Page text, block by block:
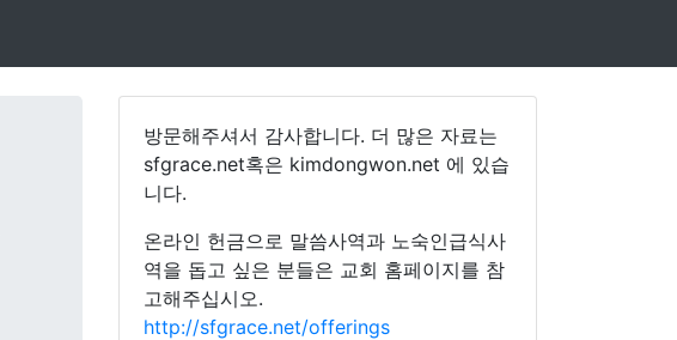
방문해주셔서 감사합니다. 더 많은 자료는
sfgrace.net혹은 kimdongwon.net 에 있습
니다.
온라인 헌금으로 말씀사역과 노숙인급식사
역을 돕고 싶은 분들은 교회 홈페이지를 참
고해주십시오.
http://sfgrace.net/offerings